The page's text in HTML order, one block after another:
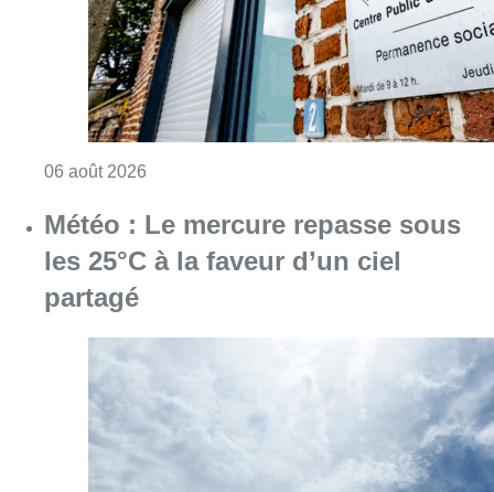
06 août 2026
Météo : Le mercure repasse sous
les 25°C à la faveur d’un ciel
partagé